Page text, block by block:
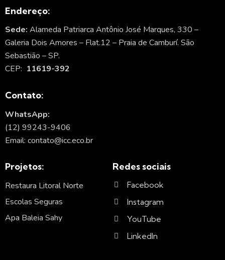
Endereço:
Sede: Alameda Patriarca Antônio José Marques, 330 –
Galeria Dois Amores – Flat.12 – Praia de Camburí. São
Sebastião – SP.
CEP: 11619-392
Contato:
WhatsApp:
(12) 99243-9406
Email: contato@icc.eco.br
Projetos:
Restaura Litoral Norte
Escolas Seguras
Apa Baleia Sahy
Redes sociais
Facebook
Instagram
YouTube
LinkedIn